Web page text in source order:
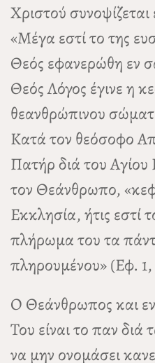
Χριστού συνοψίζεται
«Μέγα εστί το της
Θεός εφανερώθη εν
Θεός Λόγος έγινε η
θεανθρώπινου
Κατά τον θεόσοφο
Πατήρ διά του
τον Θεάνθρωπο,
Εκκλησία, ήτις εστί
πλήρωμα του τα
πληρουμένου» (Εφ.
Ο Θεάνθρωπος και
Του είναι το παν
να μην ονομάσει